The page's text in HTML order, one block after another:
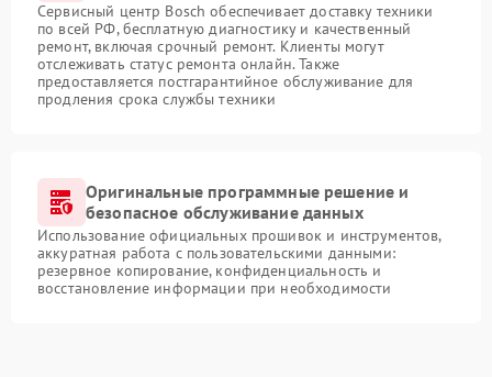
Сервисный центр Bosch обеспечивает доставку техники
по всей РФ, бесплатную диагностику и качественный
ремонт, включая срочный ремонт. Клиенты могут
отслеживать статус ремонта онлайн. Также
предоставляется постгарантийное обслуживание для
продления срока службы техники
Оригинальные программные решение и
безопасное обслуживание данных
Использование официальных прошивок и инструментов,
аккуратная работа с пользовательскими данными:
резервное копирование, конфиденциальность и
восстановление информации при необходимости